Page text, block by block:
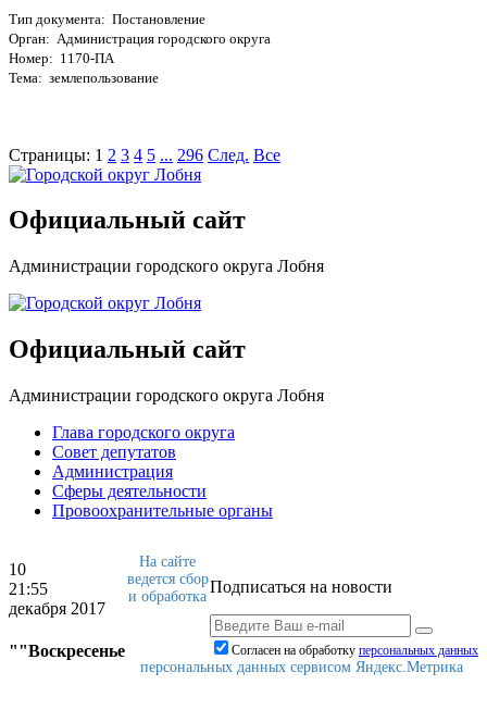
Тип документа: Постановление
Орган: Администрация городского округа
Номер: 1170-ПА
Тема: землепользование
Страницы: 1 2 3 4 5 ... 296 След. Все
Официальный сайт
Администрации городского округа Лобня
Официальный сайт
Администрации городского округа Лобня
Глава городского округа
Совет депутатов
Администрация
Сферы деятельности
Провоохранительные органы
10
21:55
декабря 2017
""Воскресенье
Подписаться на новости
Согласен на обработку персональныx данных
На сайте
ведется сбор
и обработка
персональных данных сервисом Яндекс.Метрика